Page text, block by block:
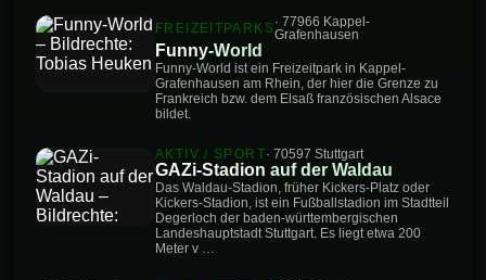
FREIZEITPARKS· 77966 Kappel-
Grafenhausen
Funny-World
Funny-World ist ein Freizeitpark in Kappel-
Grafenhausen am Rhein, der hier die Grenze zu
Frankreich bzw. dem Elsaß französischen Alsace
bildet.
AKTIV / SPORT· 70597 Stuttgart
GAZi-Stadion auf der Waldau
Das Waldau-Stadion, früher Kickers-Platz oder
Kickers-Stadion, ist ein Fußballstadion im Stadtteil
Degerloch der baden-württembergischen
Landeshauptstadt Stuttgart. Es liegt etwa 200
Meter v …